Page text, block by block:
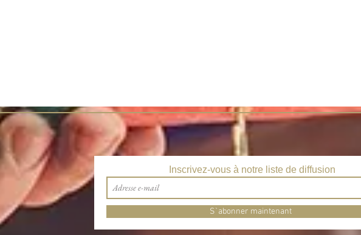
Inscrivez-vous à notre liste de diffusion
S`abonner maintenant